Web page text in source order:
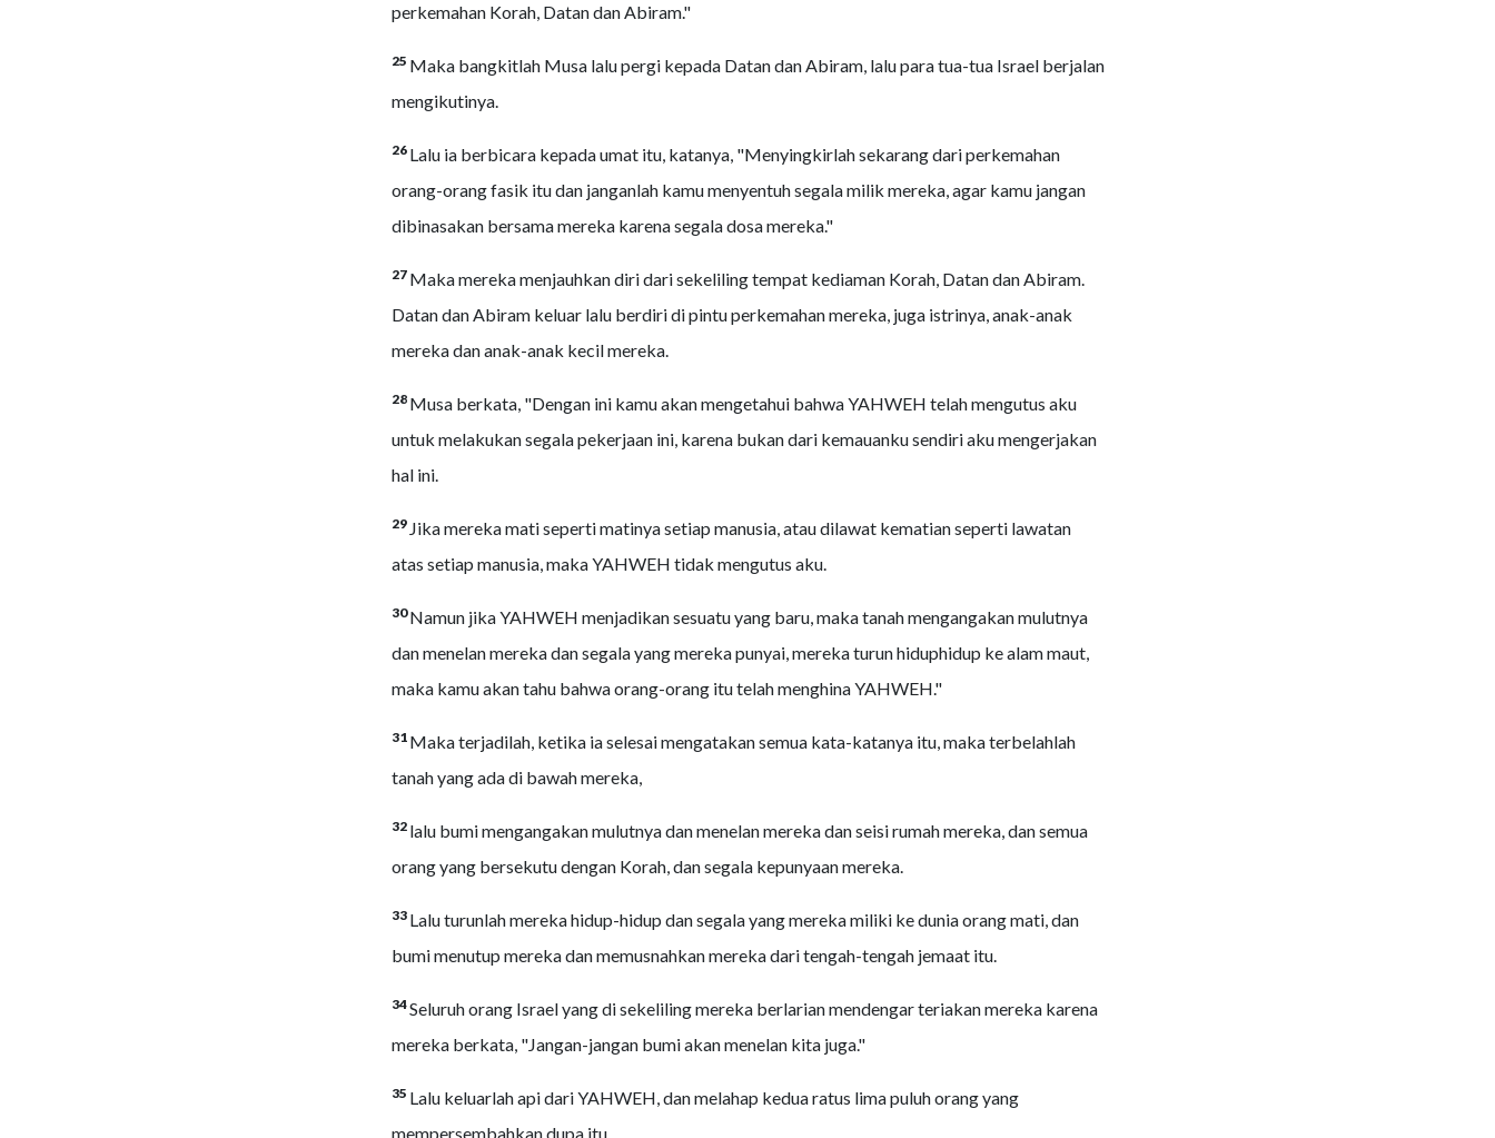
perkemahan Korah, Datan dan Abiram."
25 Maka bangkitlah Musa lalu pergi kepada Datan dan Abiram, lalu para tua-tua Israel berjalan
mengikutinya.
26 Lalu ia berbicara kepada umat itu, katanya, "Menyingkirlah sekarang dari perkemahan
orang-orang fasik itu dan janganlah kamu menyentuh segala milik mereka, agar kamu jangan
dibinasakan bersama mereka karena segala dosa mereka."
27 Maka mereka menjauhkan diri dari sekeliling tempat kediaman Korah, Datan dan Abiram.
Datan dan Abiram keluar lalu berdiri di pintu perkemahan mereka, juga istrinya, anak-anak
mereka dan anak-anak kecil mereka.
28 Musa berkata, "Dengan ini kamu akan mengetahui bahwa YAHWEH telah mengutus aku
untuk melakukan segala pekerjaan ini, karena bukan dari kemauanku sendiri aku mengerjakan
hal ini.
29 Jika mereka mati seperti matinya setiap manusia, atau dilawat kematian seperti lawatan
atas setiap manusia, maka YAHWEH tidak mengutus aku.
30Namun jika YAHWEH menjadikan sesuatu yang baru, maka tanah mengangakan mulutnya
dan menelan mereka dan segala yang mereka punyai, mereka turun hiduphidup ke alam maut,
maka kamu akan tahu bahwa orang-orang itu telah menghina YAHWEH."
31 Maka terjadilah, ketika ia selesai mengatakan semua kata-katanya itu, maka terbelahlah
tanah yang ada di bawah mereka,
32 lalu bumi mengangakan mulutnya dan menelan mereka dan seisi rumah mereka, dan semua
orang yang bersekutu dengan Korah, dan segala kepunyaan mereka.
33 Lalu turunlah mereka hidup-hidup dan segala yang mereka miliki ke dunia orang mati, dan
bumi menutup mereka dan memusnahkan mereka dari tengah-tengah jemaat itu.
34Seluruh orang Israel yang di sekeliling mereka berlarian mendengar teriakan mereka karena
mereka berkata, "Jangan-jangan bumi akan menelan kita juga."
35 Lalu keluarlah api dari YAHWEH, dan melahap kedua ratus lima puluh orang yang
mempersembahkan dupa itu.